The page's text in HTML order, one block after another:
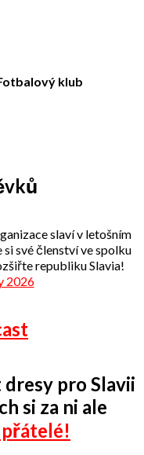
klub
slaví v letošním
své členství ve spolku
republiku Slavia!
2026
pro Slavii
si za ni ale